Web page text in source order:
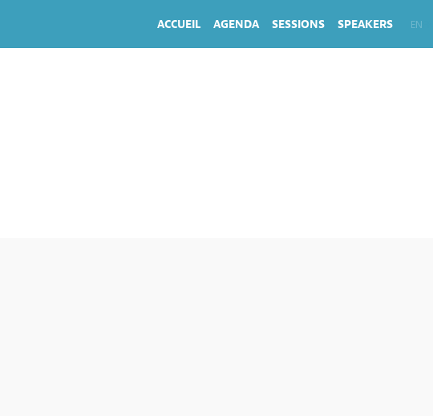
ACCUEIL AGENDA SESSIONS SPEAKERS EN